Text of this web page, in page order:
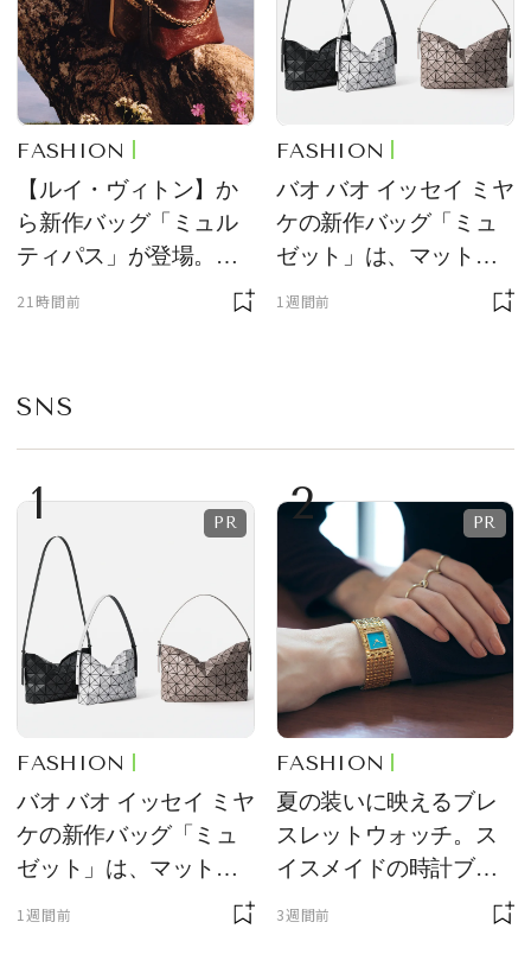
FASHION
【ルイ・ヴィトン】か
ら新作バッグ「ミュル
ティパス」が登場。ミ
ニサイズもラインナッ
21時間前
FASHION
バオ バオ イッセイ ミヤ
ケの新作バッグ「ミュ
ゼット」は、マットな
1週間前
SNS
1
FASHION
バオ バオ イッセイ ミヤ
ケの新作バッグ「ミュ
ゼット」は、マットな
1週間前
2
FASHION
夏の装いに映えるブレ
スレットウォッチ。ス
イスメイドの時計ブラ
ンド【フレデリック・
3週間前